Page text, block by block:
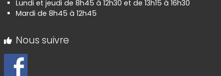
Lundi et jeudi de 8h45 à 12h30 et de 13h15 à 16h30
Mardi de 8h45 à 12h45
Nous suivre